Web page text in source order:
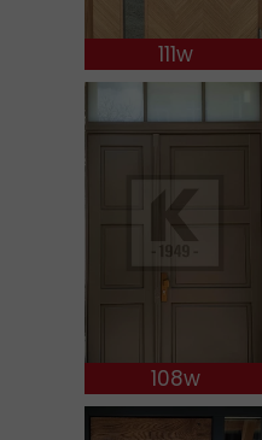
111w
108w